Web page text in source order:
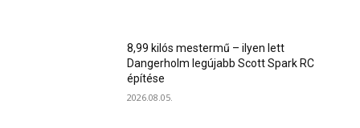
8,99 kilós mestermű – ilyen lett
Dangerholm legújabb Scott Spark RC
építése
2026.08.05.